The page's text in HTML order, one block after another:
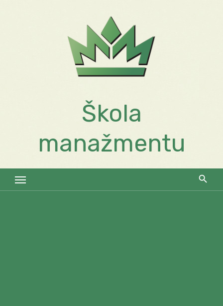
Škola
manažmentu